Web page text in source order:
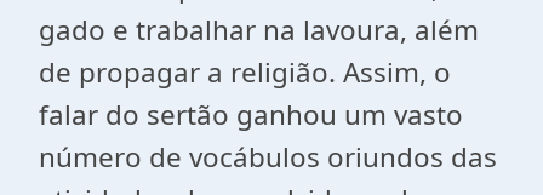
gado e trabalhar na lavoura, além
de propagar a religião. Assim, o
falar do sertão ganhou um vasto
número de vocábulos oriundos das